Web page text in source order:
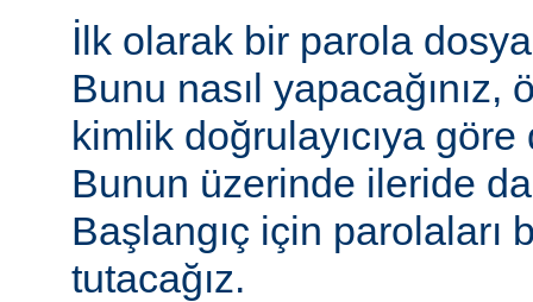
İlk olarak bir parola
Bunu nasıl
kimlik doğrulayıcıya
Bunun üzerinde ileride
Başlangıç için parolaları
tutacağız.